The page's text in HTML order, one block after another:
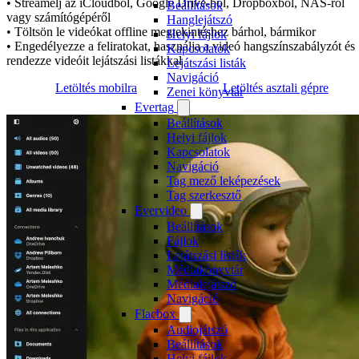
Beállítások
Hanglejátszó
Helyi fájlok
Kapcsolatok
Lejátszási listák
Navigáció
Zenei könyvtár
Evertag
Beállítások
Helyi fájlok
Kapcsolatok
Navigáció
Tag mező leképezések
Tag szerkesztő
Evervideo
Beállítások
Fájlok
Lejátszási listák
Médiakönyvtár
Médialejátszó
Navigáció
Flacbox
Audiojátszó
Beállítások
• Streamelj az iCloudból, Google Drive-ból, Dropboxból, NAS-ról
vagy számítógépéről
• Töltsön le videókat offline megtekintéshez bárhol, bármikor
• Engedélyezze a feliratokat, használja a videó hangszínszabályzót és
rendezze videóit lejátszási listákkal
Letöltés mobilra
Letöltés asztali gépre